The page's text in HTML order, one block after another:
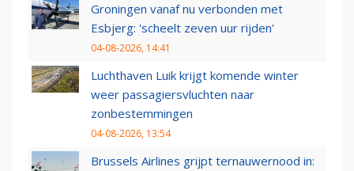
Groningen vanaf nu verbonden met
Esbjerg: 'scheelt zeven uur rijden'
04-08-2026, 14:41
Luchthaven Luik krijgt komende winter
weer passagiersvluchten naar
zonbestemmingen
04-08-2026, 13:54
Brussels Airlines grijpt ternauwernood in: